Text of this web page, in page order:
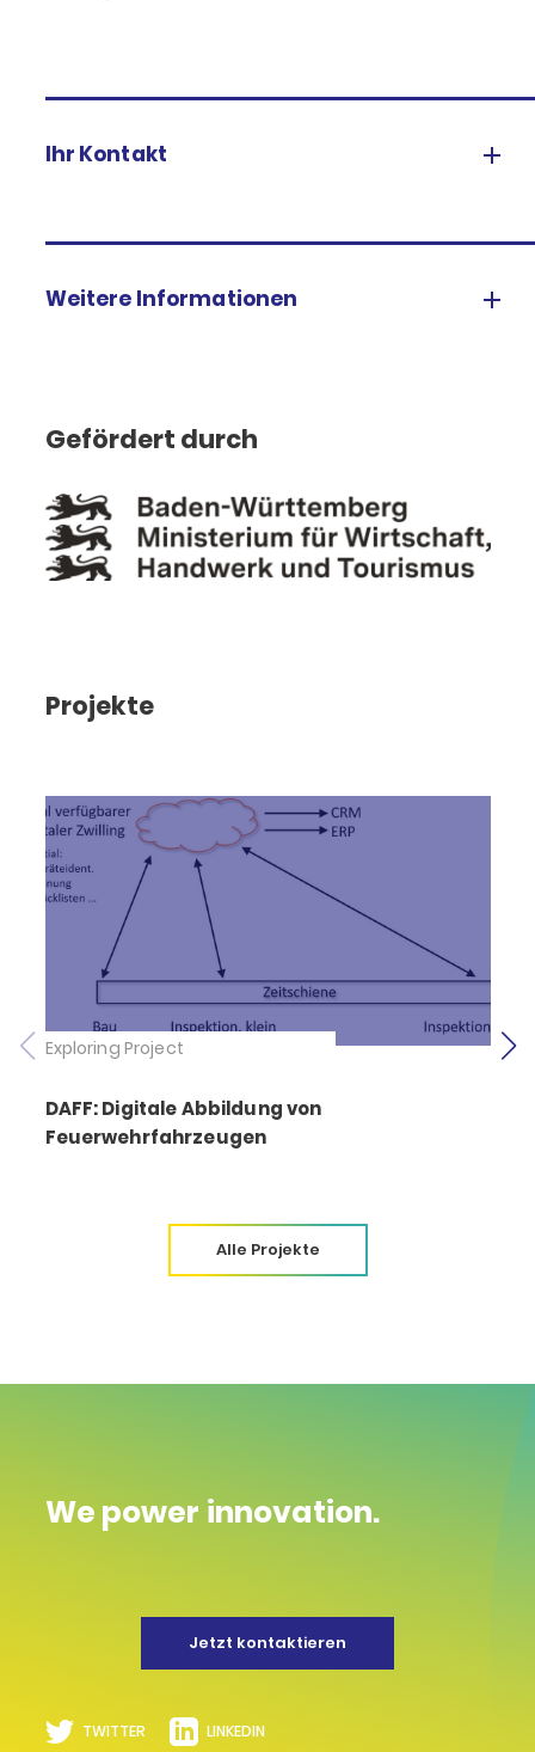
Ihr Kontakt
Weitere Informationen
Gefördert durch
Projekte
Exploring Project
DAFF: Digitale Abbildung von
Feuerwehrfahrzeugen
Alle Projekte
We power innovation.
Jetzt kontaktieren
TWITTER LINKEDIN